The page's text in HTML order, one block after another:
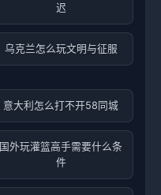
迟
乌克兰怎么玩文明与征服
意大利怎么打不开58同城
国外玩灌篮高手需要什么条
件